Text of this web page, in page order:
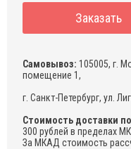
Заказать
Самовывоз: 105005, г.
помещение 1,
г. Санкт-Петербург, ул.
Стоимость доставки
300 рублей в пределах
За МКАД стоимость